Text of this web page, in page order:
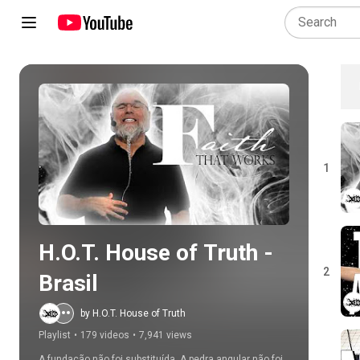
Play all
H.O.T. House of Truth -
Brasil
by H.O.T. House of Truth
Playlist • 179 videos • 7,941 views
1
2